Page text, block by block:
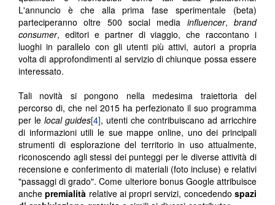
L'annuncio è che alla prima fase sperimentale (beta)
parteciperanno oltre 500 social media influencer,brand
consumer, editori e partner di viaggio, che raccontano i
luoghi in parallelo con gli utenti più attivi, autori a propria
volta di approfondimenti al servizio di chiunque possa essere
interessato.
Tali novità si pongono nella medesima traiettoria del
percorso di, che nel 2015 ha perfezionato il suo programma
per le local guides[4], utenti che contribuiscano ad arricchire
di informazioni utili le sue mappe online, uno dei principali
strumenti di esplorazione del territorio in uso attualmente,
riconoscendo agli stessi dei punteggi per le diverse attività di
recensione e conferimento di materiali (foto incluse) e relativi
"passaggi di grado". Come ulteriore bonus Google attribuisce
anchepremialità relative ai propri servizi, concedendospazi